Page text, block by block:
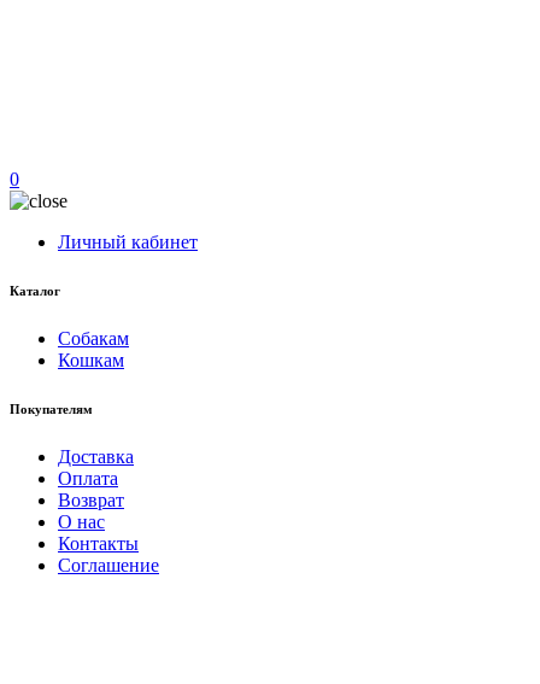
0
Личный кабинет
Каталог
Собакам
Кошкам
Покупателям
Доставка
Оплата
Возврат
О нас
Контакты
Соглашение